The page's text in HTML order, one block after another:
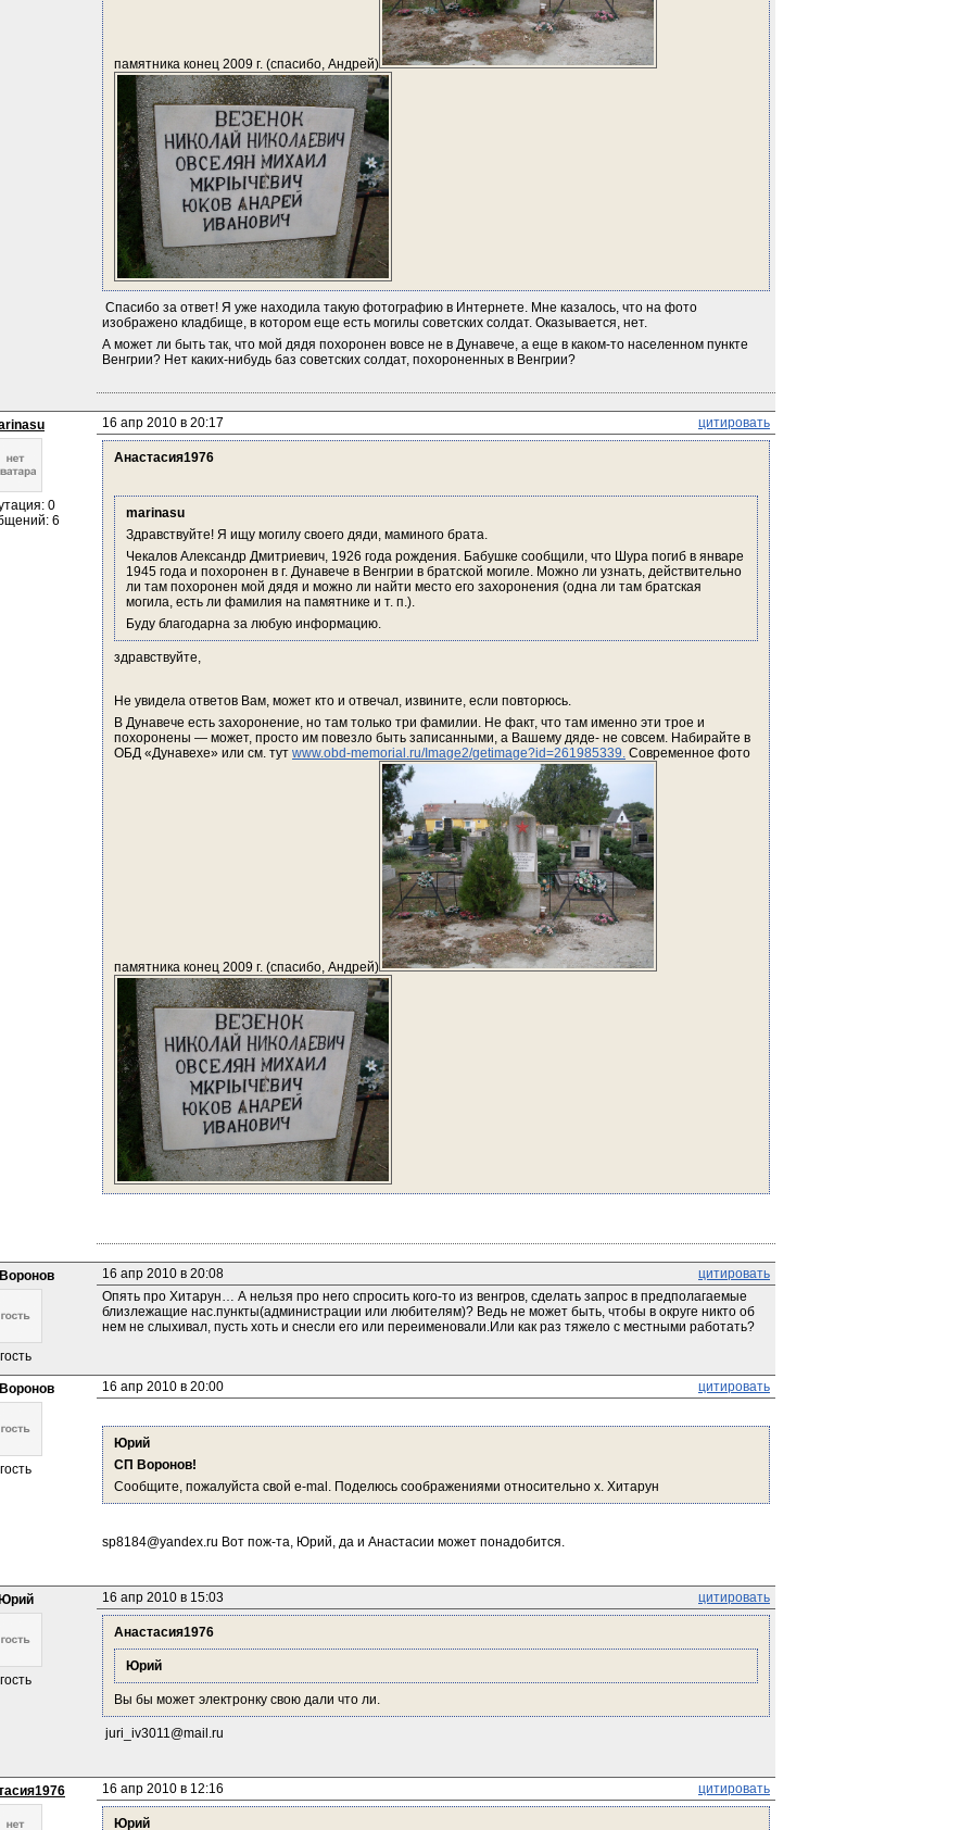
памятника конец 2009 г. (спасибо, Андрей)
Спасибо за ответ! Я уже находила такую фотографию в Интернете. Мне казалось, что на фото
изображено кладбище, в котором еще есть могилы советских солдат. Оказывается, нет.
А может ли быть так, что мой дядя похоронен вовсе не в Дунавече, а еще в каком-то населенном пункте
Венгрии? Нет каких-нибудь баз советских солдат, похороненных в Венгрии?
0
6
16 апр 2010 в 20:17 цитировать
Анастасия1976
marinasu
Здравствуйте! Я ищу могилу своего дяди, маминого брата.
Чекалов Александр Дмитриевич, 1926 года рождения. Бабушке сообщили, что Шура погиб в январе
1945 года и похоронен в г. Дунавече в Венгрии в братской могиле. Можно ли узнать, действительно
ли там похоронен мой дядя и можно ли найти место его захоронения (одна ли там братская
могила, есть ли фамилия на памятнике и т. п.).
Буду благодарна за любую информацию.
здравствуйте,
Не увидела ответов Вам, может кто и отвечал, извините, если повторюсь.
В Дунавече есть захоронение, но там только три фамилии. Не факт, что там именно эти трое и
похоронены — может, просто им повезло быть записанными, а Вашему дяде- не совсем. Набирайте в
ОБД «Дунавехе» или см. тут www.obd-memorial.ru/Image2/getimage?id=261985339. Современное фото
памятника конец 2009 г. (спасибо, Андрей)
гость
16 апр 2010 в 20:08
цитировать
Опять про Хитарун… А нельзя про него спросить кого-то из венгров, сделать запрос в предполагаемые
близлежащие нас.пункты(администрации или любителям)? Ведь не может быть, чтобы в округе никто об
нем не слыхивал, пусть хоть и снесли его или переименовали.Или как раз тяжело с местными работать?
гость
16 апр 2010 в 20:00 цитировать
Юрий
СП Воронов!
Сообщите, пожалуйста свой e-mal. Поделюсь соображениями относительно х. Хитарун
sp8184@yandex.ru Вот пож-та, Юрий, да и Анастасии может понадобится.
гость
16 апр 2010 в 15:03 цитировать
Анастасия1976
Юрий
Вы бы может электронку свою дали что ли.
juri_iv3011@mail.ru
16 апр 2010 в 12:16 цитировать
Юрий